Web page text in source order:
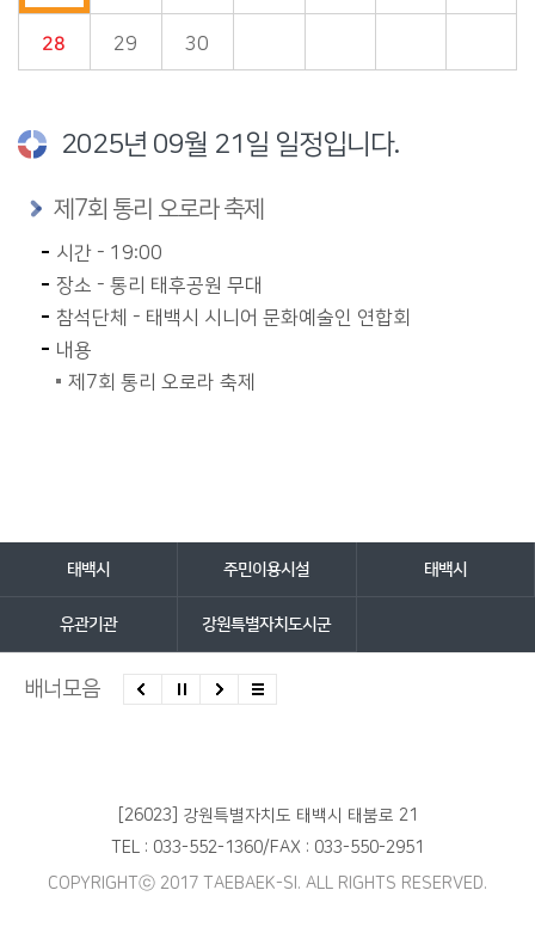
28 29 30
2025년 09월 21일 일정입니다.
제7회 통리 오로라 축제
시간 - 19:00
장소 - 통리 태후공원 무대
참석단체 - 태백시 시니어 문화예술인 연합회
내용
제7회 통리 오로라 축제
바로가기 서비스
태백시 주민이용시설 태백시
유관기관 강원특별자치도시군
배너모음
[26023] 강원특별자치도 태백시 태붐로 21
TEL : 033-552-1360/FAX : 033-550-2951
COPYRIGHTⓒ 2017 TAEBAEK-SI. ALL RIGHTS RESERVED.